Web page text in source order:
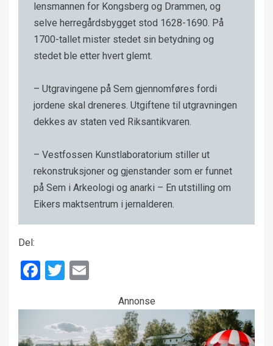
lensmannen for Kongsberg og Drammen, og
selve herregårdsbygget stod 1628-1690. På
1700-tallet mister stedet sin betydning og
stedet ble etter hvert glemt.
– Utgravingene på Sem gjennomføres fordi
jordene skal dreneres. Utgiftene til utgravningen
dekkes av staten ved Riksantikvaren.
– Vestfossen Kunstlaboratorium stiller ut
rekonstruksjoner og gjenstander som er funnet
på Sem i Arkeologi og anarki – En utstilling om
Eikers maktsentrum i jernalderen.
Del:
Facebook
Twitter
Annonse